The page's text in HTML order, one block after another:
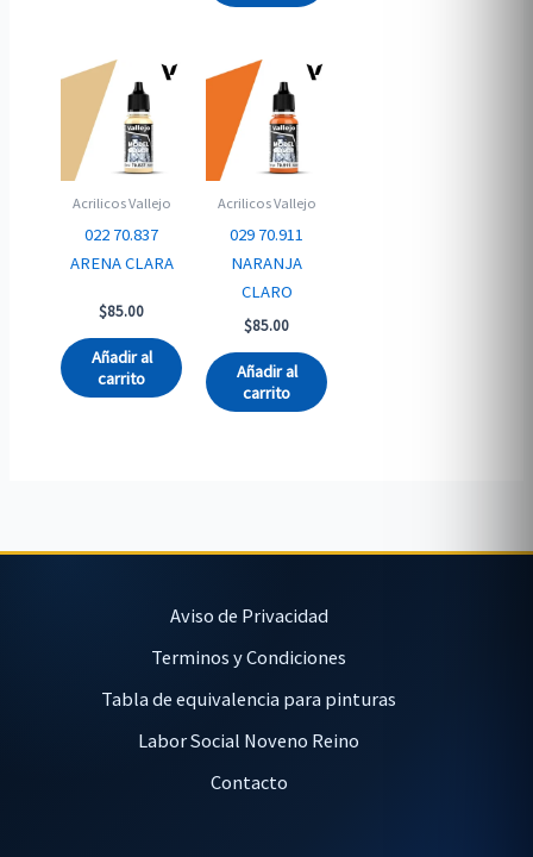
Acrilicos Vallejo
022 70.837
ARENA CLARA
$85.00
Añadir al
carrito
Acrilicos Vallejo
029 70.911
NARANJA
CLARO
$85.00
Añadir al
carrito
Aviso de Privacidad
Terminos y Condiciones
Tabla de equivalencia para pinturas
Labor Social Noveno Reino
Contacto